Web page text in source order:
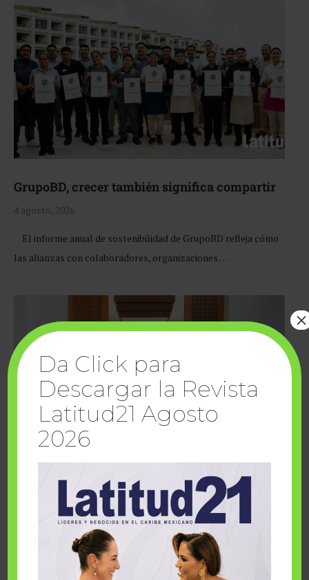
GrupoBD, crecer también significa compartir
4 agosto, 2026
El informe anual de sostenibilidad de GrupoBD refleja cómo
las alianzas con colaboradores, organizaciones …
Cuando la solidaridad inspira; cumplen
sueños Fairmont Mayakoba y Make-A-Wish
Da Click para
Descargar la Revista
Latitud21 Agosto
2026
×